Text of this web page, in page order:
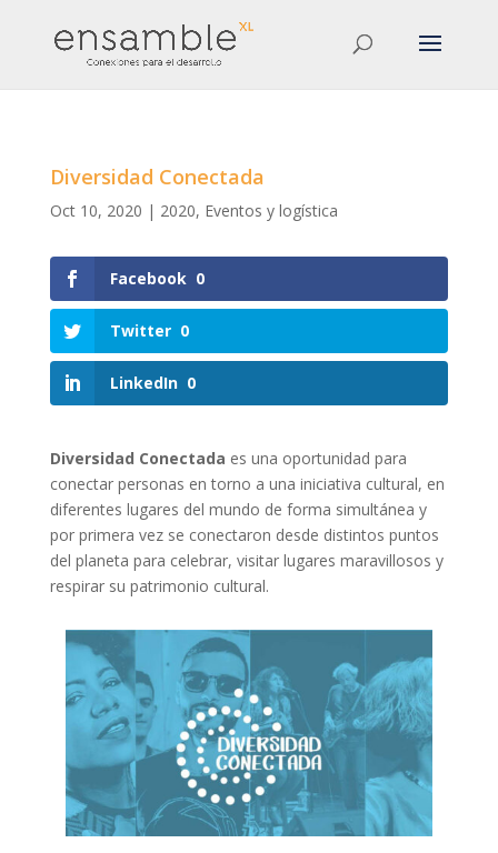
Diversidad Conectada
Oct 10, 2020 | 2020, Eventos y logística
Facebook 0
Twitter 0
LinkedIn 0
Diversidad Conectada es una oportunidad para
conectar personas en torno a una iniciativa cultural, en
diferentes lugares del mundo de forma simultánea y
por primera vez se conectaron desde distintos puntos
del planeta para celebrar, visitar lugares maravillosos y
respirar su patrimonio cultural.